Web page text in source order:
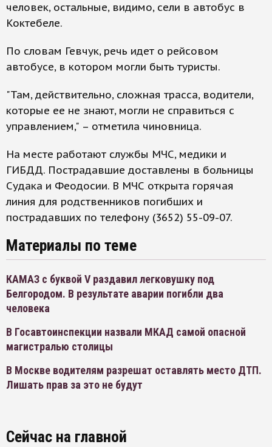
человек, остальные, видимо, сели в автобус в
Коктебеле.
По словам Гевчук, речь идет о рейсовом
автобусе, в котором могли быть туристы.
"Там, действительно, сложная трасса, водители,
которые ее не знают, могли не справиться с
управлением," – отметила чиновница.
На месте работают службы МЧС, медики и
ГИБДД. Пострадавшие доставлены в больницы
Судака и Феодосии. В МЧС открыта горячая
линия для родственников погибших и
пострадавших по телефону (3652) 55-09-07.
Материалы по теме
КАМАЗ с буквой V раздавил легковушку под
Белгородом. В результате аварии погибли два
человека
В Госавтоинспекции назвали МКАД самой опасной
магистралью столицы
В Москве водителям разрешат оставлять место ДТП.
Лишать прав за это не будут
Сейчас на главной